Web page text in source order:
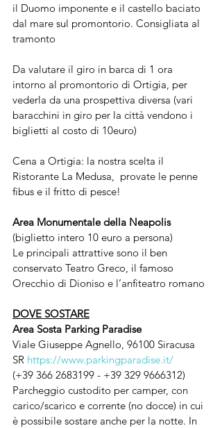
il Duomo imponente e il castello baciato
dal mare sul promontorio. Consigliata al
tramonto
Da valutare il giro in barca di 1 ora
intorno al promontorio di Ortigia, per
vederla da una prospettiva diversa (vari
baracchini in giro per la città vendono i
biglietti al costo di 10euro)
Cena a Ortigia: la nostra scelta il
Ristorante La Medusa,  provate le penne
fibus e il fritto di pesce!
Area Monumentale della Neapolis
(biglietto intero 10 euro a persona)
Le principali attrattive sono il ben
conservato Teatro Greco, il famoso
Orecchio di Dioniso e l’anfiteatro romano
DOVE SOSTARE
Area Sosta Parking Paradise
Viale Giuseppe Agnello, 96100 Siracusa
SR https://www.parkingparadise.it/
(+39 366 2683199 - +39 329 9666312)
Parcheggio custodito per camper, con
carico/scarico e corrente (no docce) in cui
è possibile sostare anche per la notte. In